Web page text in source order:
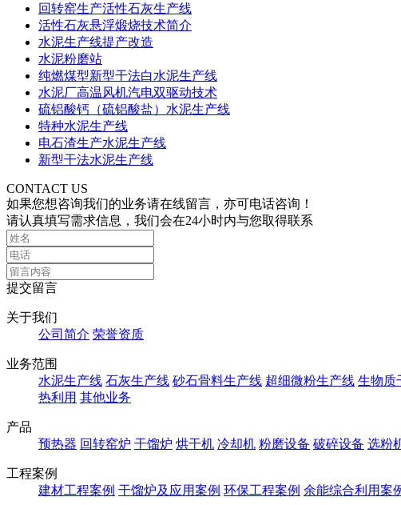
回转窑生产活性石灰生产线
活性石灰悬浮煅烧技术简介
水泥生产线提产改造
水泥粉磨站
纯燃煤型新型干法白水泥生产线
水泥厂高温风机汽电双驱动技术
硫铝酸钙（硫铝酸盐）水泥生产线
特种水泥生产线
电石渣生产水泥生产线
新型干法水泥生产线
CONTACT US
如果您想咨询我们的业务请在线留言，亦可电话咨询！
请认真填写需求信息，我们会在24小时内与您取得联系
提交留言
关于我们
公司简介 荣誉资质
业务范围
水泥生产线 石灰生产线 砂石骨料生产线 超细微粉生产线 生物质
热利用 其他业务
产品
预热器 回转窑炉 干馏炉 烘干机 冷却机 粉磨设备 破碎设备 选粉
工程案例
建材工程案例 干馏炉及应用案例 环保工程案例 余能综合利用案